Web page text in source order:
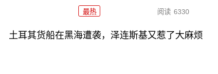
最热 阅读 6330
土耳其货船在黑海遭袭，泽连斯基又惹了大麻烦